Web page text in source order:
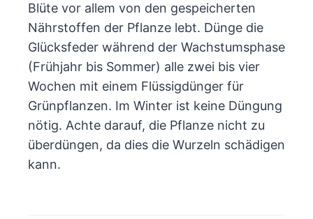
Blüte vor allem von den gespeicherten
Nährstoffen der Pflanze lebt. Dünge die
Glücksfeder während der Wachstumsphase
(Frühjahr bis Sommer) alle zwei bis vier
Wochen mit einem Flüssigdünger für
Grünpflanzen. Im Winter ist keine Düngung
nötig. Achte darauf, die Pflanze nicht zu
überdüngen, da dies die Wurzeln schädigen
kann.